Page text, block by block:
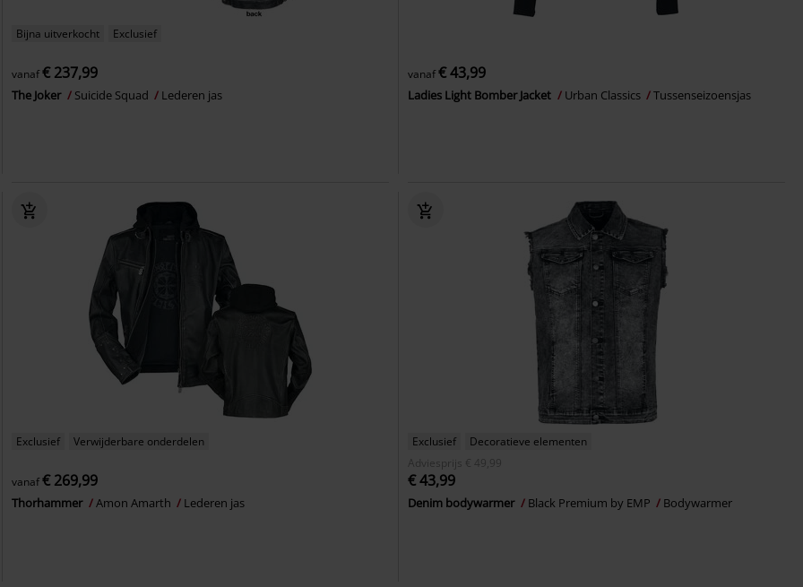
Bijna uitverkocht Exclusief
vanaf€ 237,99
The Joker Suicide Squad Lederen jas
vanaf€ 43,99
Ladies Light Bomber Jacket Urban Classics Tussenseizoensjas
Exclusief Verwijderbare onderdelen
vanaf€ 269,99
Thorhammer Amon Amarth Lederen jas
Exclusief
Decoratieve elementen
Adviesprijs
€ 49,99
€ 43,99
Denim bodywarmer Black Premium by EMP Bodywarmer